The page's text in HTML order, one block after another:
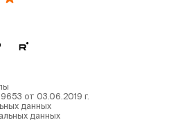
от 03.06.2019 г.
данных
данных